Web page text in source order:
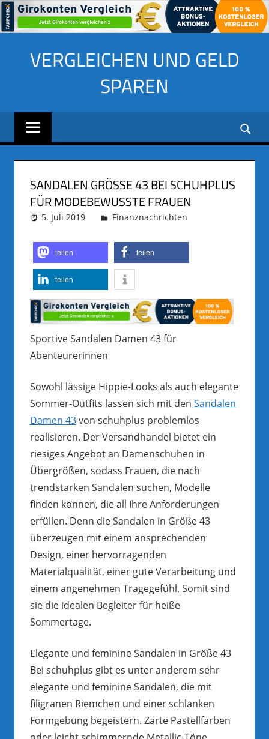
VERGLEICHEN UND GELD
SPAREN
SANDALEN GRÖSSE 43 BEI SCHUHPLUS F
ÜR MODEBEWUSSTE FRAUEN
5. Juli 2019 adminus
Finanznachrichten
teilen teilen
teilen
Sportive Sandalen Damen 43 für
Abenteurerinnen
Sowohl lässige Hippie-Looks als auch elegante
Sommer-Outfits lassen sich mit den Sandalen
Damen 43von schuhplus problemlos
realisieren. Der Versandhandel bietet ein
riesiges Angebot an Damenschuhen in
Übergrößen, sodass Frauen, die nach
trendstarken Sandalen suchen, Modelle
finden können, die all Ihre Anforderungen
erfüllen. Denn die Sandalen in Größe 43
überzeugen mit einem ansprechenden
Design, einer hervorragenden
Materialqualität, einer gute Verarbeitung und
einem angenehmen Tragegefühl. Somit sind
sie die idealen Begleiter für heiße
Sommertage.
Elegante und feminine Sandalen in Größe 43
Bei schuhplus gibt es unter anderem sehr
elegante und feminine Sandalen, die mit
filigranen Riemchen und einer schlanken
Formgebung begeistern. Zarte Pastellfarben